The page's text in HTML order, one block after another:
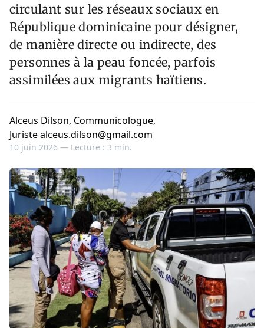
circulant sur les réseaux sociaux en
République dominicaine pour désigner,
de manière directe ou indirecte, des
personnes à la peau foncée, parfois
assimilées aux migrants haïtiens.
Alceus Dilson, Communicologue,
Juriste alceus.dilson@gmail.com
10 juin 2026 — Lecture : 3 min.